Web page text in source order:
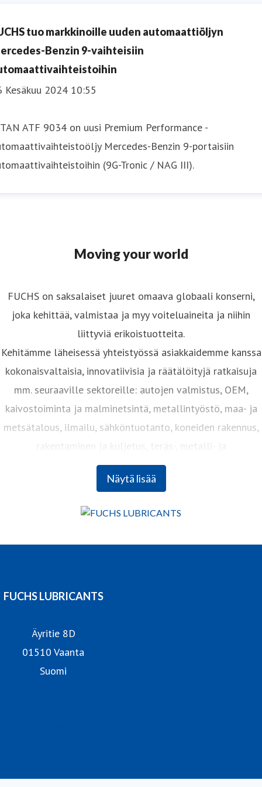
tuo markkinoille uuden automaattiöljyn
Benzin 9-vaihteisiin
Kesäkuu 2024 10:55
ATF 9034 on uusi Premium Performance -
Mercedes-Benzin 9-portaisiin
(9G-Tronic / NAG III).
Moving your world
Näytä lisää
FUCHS on saksalaiset juuret omaava globaali konserni,
joka kehittää, valmistaa ja myy voiteluaineita ja niihin
liittyviä erikoistuotteita.
Kehitämme läheisessä yhteistyössä asiakkaidemme kanssa
kokonaisvaltaisia, innovatiivisia ja räätälöityjä ratkaisuja
mm. seuraaville sektoreille: autojen valmistus, OEM,
kaivostoiminta ja malminetsintä, metallintyöstö, maa- ja
metsätalous, ilmailu, sähköntuotanto, koneiden rakennus,
rakentaminen ja kuljetus, teräs-, metalli- ja
sementtiteollisuus, elintarvikkeet, lasintuotanto, valu,
taontateollisuus ja monta muuta.
toimittaja, jolla on ratkaisuja lähes kaikille
kestävyyteen että tehokkuuteen.
FUCHS LUBRICANTS
Äyritie 8D
01510 Vaanta
Suomi